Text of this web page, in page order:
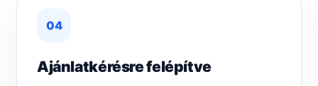
04
Ajánlatkérésre felépítve